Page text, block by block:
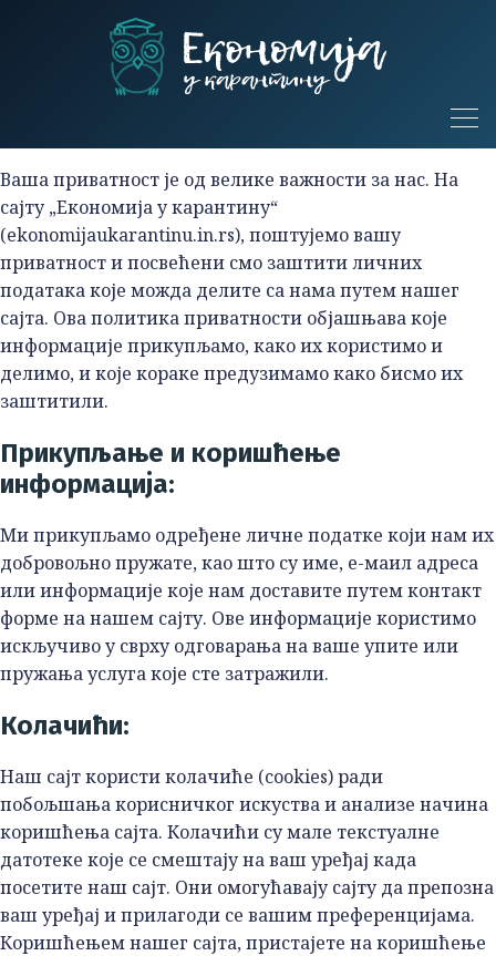
карантину
Ваша приватност је од велике важности за нас. На
сајту „Економија у карантину“
(ekonomijaukarantinu.in.rs), поштујемо вашу
приватност и посвећени смо заштити личних
података које можда делите са нама путем нашег
сајта. Ова политика приватности објашњава које
информације прикупљамо, како их користимо и
делимо, и које кораке предузимамо како бисмо их
заштитили.
Прикупљање и коришћење
информација:
Ми прикупљамо одређене личне податке који нам их
добровољно пружате, као што су име, е-маил адреса
или информације које нам доставите путем контакт
форме на нашем сајту. Ове информације користимо
искључиво у сврху одговарања на ваше упите или
пружања услуга које сте затражили.
Колачићи:
Наш сајт користи колачиће (cookies) ради
побољшања корисничког искуства и анализе начина
коришћења сајта. Колачићи су мале текстуалне
датотеке које се смештају на ваш уређај када
посетите наш сајт. Они омогућавају сајту да препозна
ваш уређај и прилагоди се вашим преференцијама.
Коришћењем нашег сајта, пристајете на коришћење